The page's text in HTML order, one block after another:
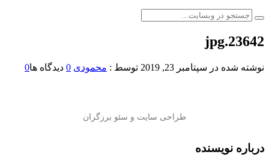
23642.jpg
نوشته شده در سپتامبر 23, 2019 توسط : محمودی 0 دیدگاه ها0
درباره نویسنده